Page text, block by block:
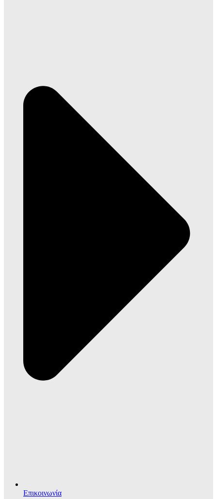
Επικοινωνία